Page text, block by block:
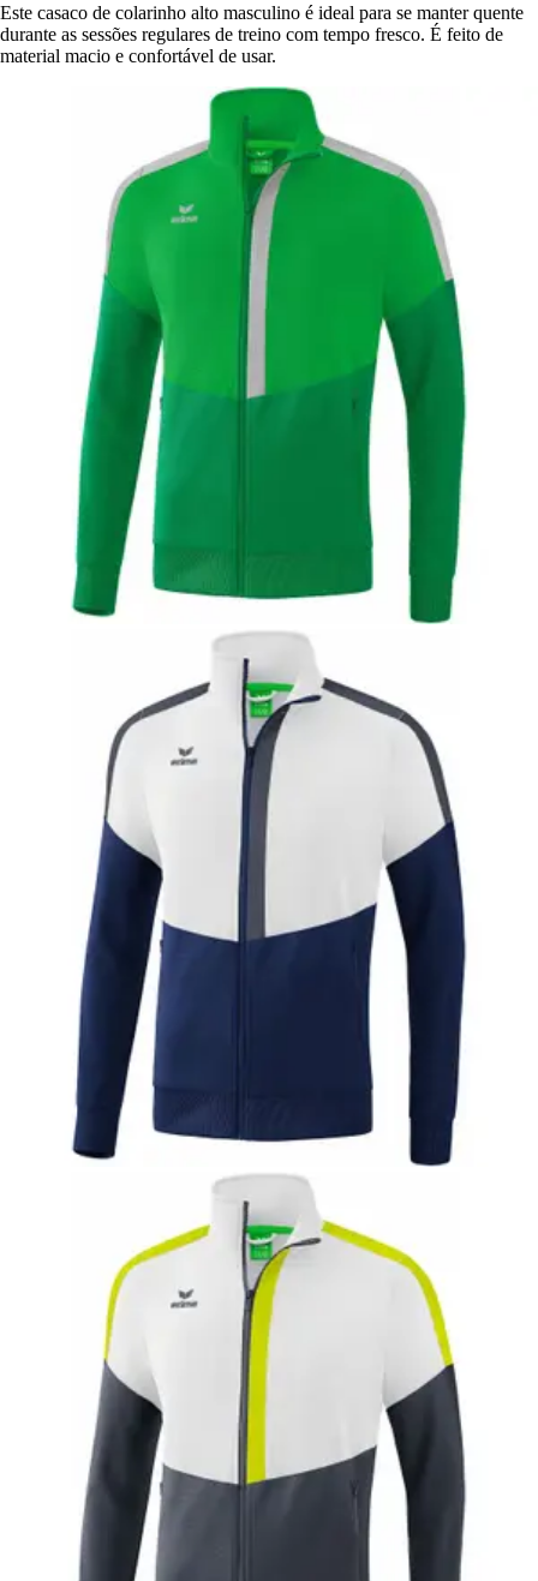
Este casaco de colarinho alto masculino é ideal para se manter quente
durante as sessões regulares de treino com tempo fresco. É feito de
material macio e confortável de usar.